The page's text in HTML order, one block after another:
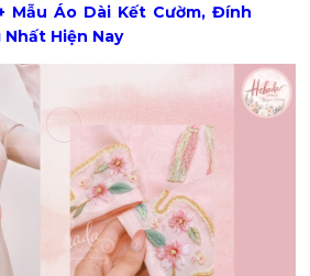
Mẫu Áo Dài Kết Cườm, Đính
Hiện Nay